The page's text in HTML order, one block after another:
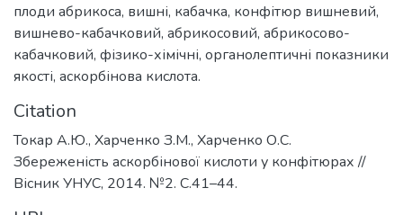
плоди абрикоса, вишні, кабачка, конфітюр вишневий,
вишнево-кабачковий, абрикосовий, абрикосово-
кабачковий, фізико-хімічні, органолептичні показники
якості, аскорбінова кислота.
Citation
Токар А.Ю., Харченко З.М., Харченко О.С.
Збереженість аскорбінової кислоти у конфітюрах //
Вісник УНУС, 2014. №2. С.41–44.